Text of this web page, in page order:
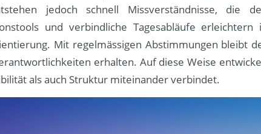
jedoch schnell Missverständnisse, die
und verbindliche Tagesabläufe erleichtern
Mit regelmässigen Abstimmungen bleibt
erhalten. Auf diese Weise
als auch Struktur miteinander verbindet.